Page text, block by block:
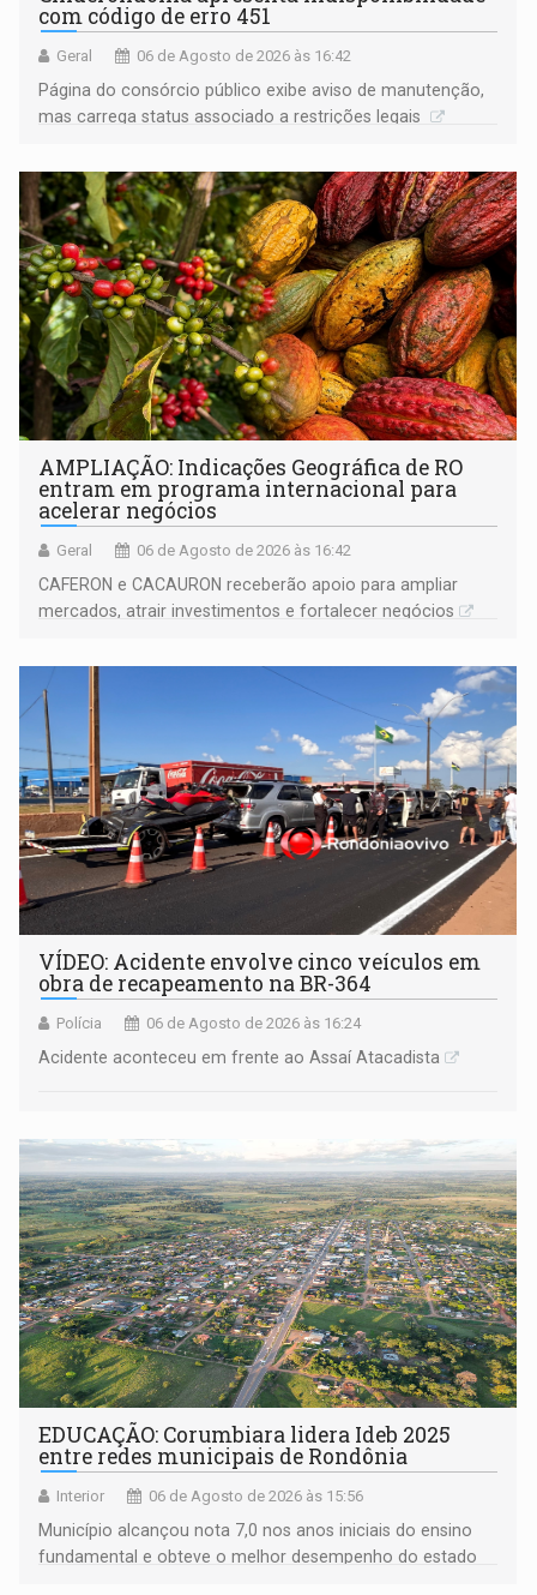
com código de erro 451
Geral 06 de Agosto de 2026 às 16:42
Página do consórcio público exibe aviso de manutenção,
mas carrega status associado a restrições legais
AMPLIAÇÃO: Indicações Geográfica de RO
entram em programa internacional para
acelerar negócios
Geral 06 de Agosto de 2026 às 16:42
CAFERON e CACAURON receberão apoio para ampliar
mercados, atrair investimentos e fortalecer negócios
VÍDEO: Acidente envolve cinco veículos em
obra de recapeamento na BR-364
Polícia 06 de Agosto de 2026 às 16:24
Acidente aconteceu em frente ao Assaí Atacadista
EDUCAÇÃO: Corumbiara lidera Ideb 2025
entre redes municipais de Rondônia
Interior 06 de Agosto de 2026 às 15:56
Município alcançou nota 7,0 nos anos iniciais do ensino
fundamental e obteve o melhor desempenho do estado